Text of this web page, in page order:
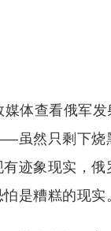
体查看俄军
虽然只剩下烧
迹象现实，
是糟糕的现实